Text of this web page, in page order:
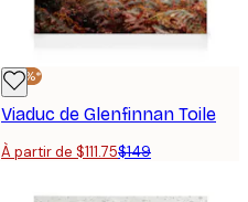
-25%*
Viaduc de Glenfinnan Toile
À partir de $111.75$149